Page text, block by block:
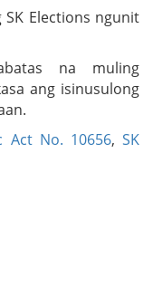
Elections ngunit
na muling
ang isinusulong
Act No. 10656,SK